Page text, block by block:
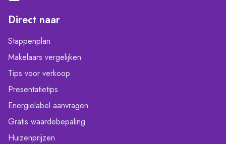
Direct naar
Stappenplan
Makelaars vergelijken
Tips voor verkoop
Presentatietips
Energielabel aanvragen
Gratis waardebepaling
Huizenprijzen